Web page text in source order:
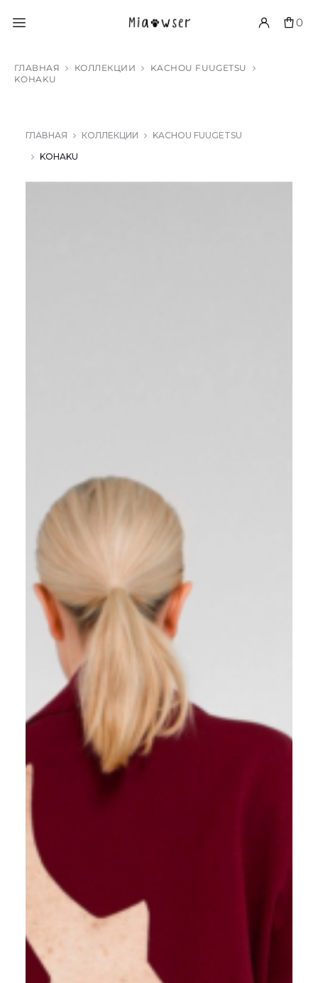
0
ГЛАВНАЯ КОЛЛЕКЦИИ
KACHOU FUUGETSU
KOHAKU
ГЛАВНАЯ КОЛЛЕКЦИИ
KACHOU FUUGETSU
KOHAKU